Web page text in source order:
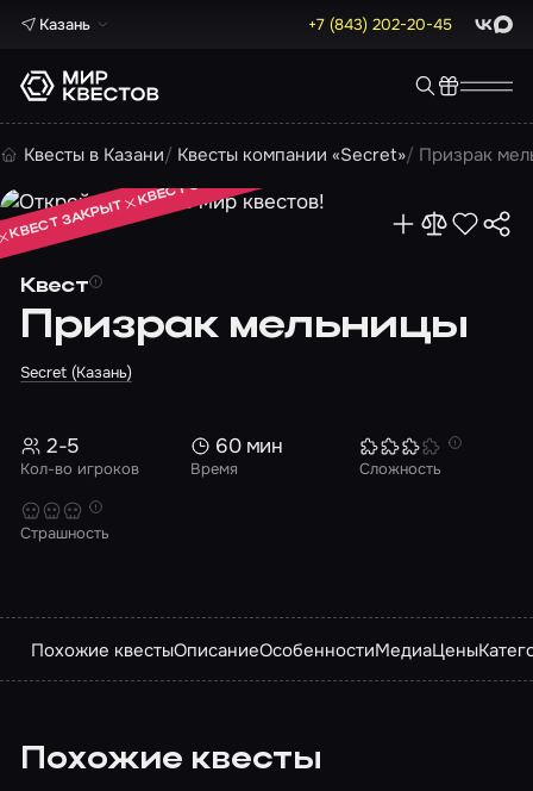
Казань +7 (843) 202-20-45 Max
Квесты в Казани Квесты компании «Secret» Призрак
Квест
Призрак мельницы
Secret (Казань)
КВЕСТ ЗАКРЫТ
КВЕСТ ЗАКРЫТ
КВЕСТ ЗАКРЫТ
Кол-во игроков
2-5
Время
60 мин
Сложность
Страшность
Похожие квестыОписаниеОсобенностиМедиаЦены
Похожие квесты